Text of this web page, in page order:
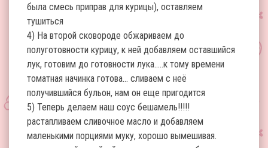
была смесь приправ для курицы), оставляем
тушиться
4) На второй сковороде обжариваем до
полуготовности курицу, к ней добавляем оставшийся
лук, готовим до готовности лука…..к тому времени
томатная начинка готова… сливаем с неё
получившийся бульон, нам он еще пригодится
5) Теперь делаем наш соус бешамель!!!!!
растапливаем сливочное масло и добавляем
маленькими порциями муку, хорошо вымешивая.